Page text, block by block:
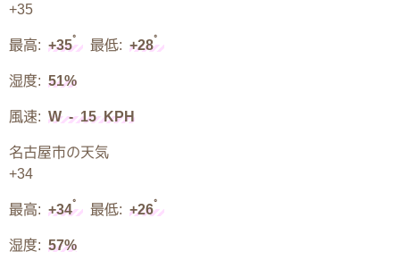
+35
最高: +35° 最低: +28°
湿度: 51%
風速: W - 15 KPH
名古屋市の天気
+34
最高: +34° 最低: +26°
湿度: 57%